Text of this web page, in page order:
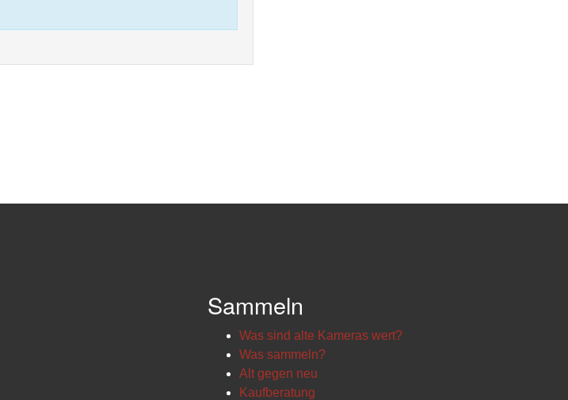
Sammeln
Was sind alte Kameras wert?
Was sammeln?
Alt gegen neu
Kaufberatung